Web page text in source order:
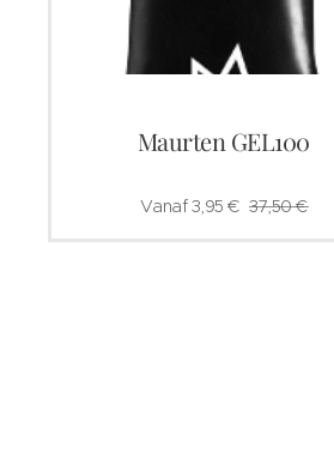
Maurten GEL100
Vanaf3,95 € 37,50€